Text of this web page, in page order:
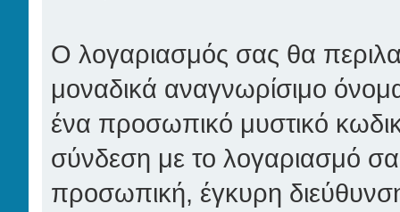
Ο λογαριασμός σας θα
μοναδικά αναγνωρίσιμο
ένα προσωπικό μυστικό
σύνδεση με το λογαριασμό
προσωπική, έγκυρη